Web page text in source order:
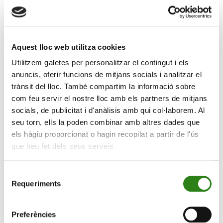
Aquest lloc web utilitza cookies
Utilitzem galetes per personalitzar el contingut i els
anuncis, oferir funcions de mitjans socials i analitzar el
trànsit del lloc. També compartim la informació sobre
com feu servir el nostre lloc amb els partners de mitjans
socials, de publicitat i d'anàlisis amb qui col·laborem. Al
seu torn, ells la poden combinar amb altres dades que
els hàgiu proporcionat o hagin recopilat a partir de l'ús
que heu fet dels seus serveis.
Requeriments
Preferències
En tot cas, Creand WM explica que el BCE no s’ha
compromès amb una ruta de tipus concreta, i reitera la
seva dependència en l’evolució de les dades macro,
Pel que fa a la Reserva Federal, l’entitat explica que
s’espera que continuï amb la consideració de tipus més
alts durant més temps, amb el mercat descomptant
una baixada abans de final d’any, influenciada pel
comportament del consum i per l’estabilitat del mercat
laboral. Això no obstant, unes dades relativament
benignes de l’IPC als EUA secunden la possibilitat que
una nova tendència baixista de la inflació pugui ajudar a
Miguel Ángel Rico, director d’Inversions de Creand
Asset Management, explica que «malgrat les dades
d’inflació més dèbils, el president Powell va adoptar un
to menys moderat. Encara que el gràfic de punts de la